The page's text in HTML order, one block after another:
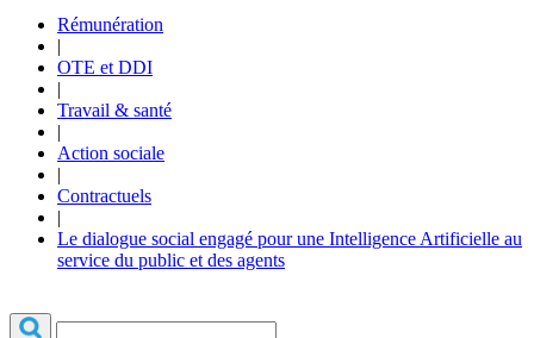
Rémunération
|
OTE et DDI
|
Travail & santé
|
Action sociale
|
Contractuels
|
Le dialogue social engagé pour une Intelligence Artificielle au
service du public et des agents